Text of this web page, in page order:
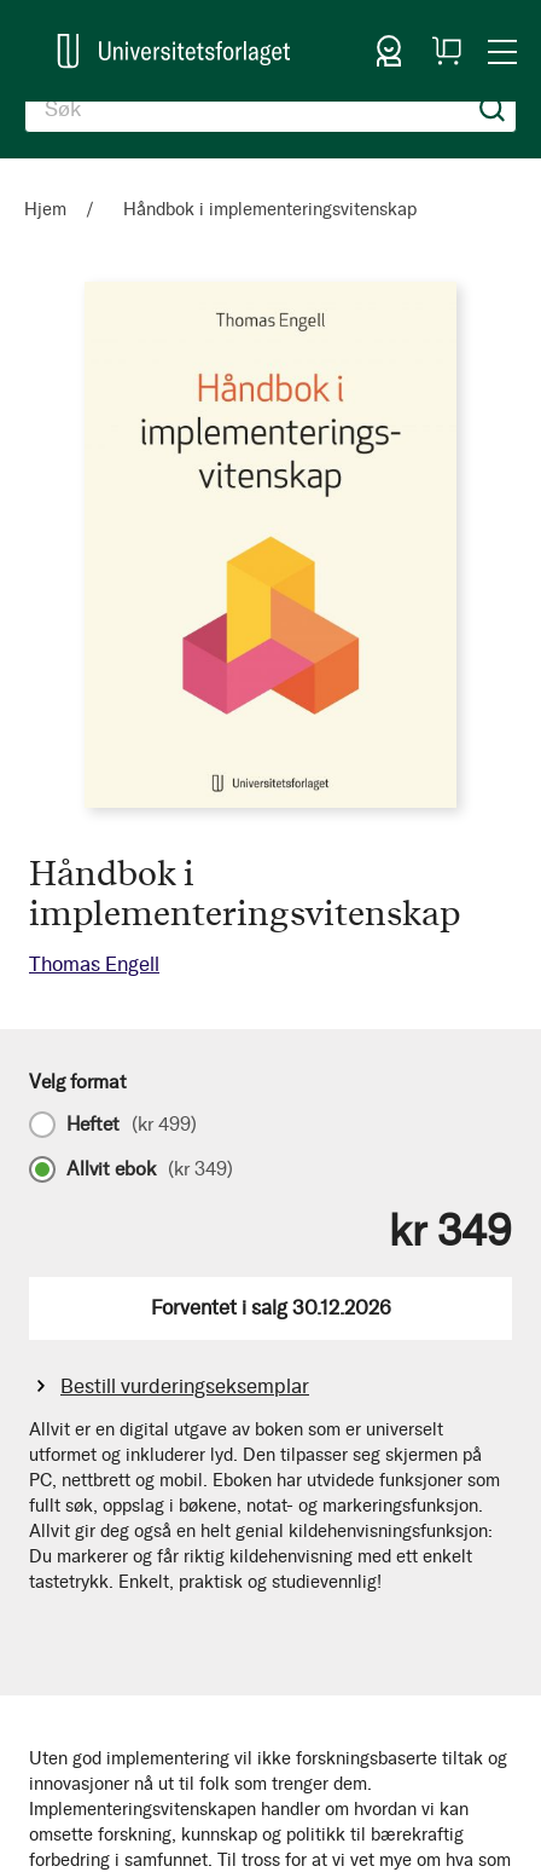
Logg inn
Handlekurv
Hjem Håndbok i implementeringsvitenskap
Håndbok i
implementeringsvitenskap
Thomas Engell
Uten god implementering vil ikke forskningsbaserte tiltak og
innovasjoner nå ut til folk som trenger dem.
Implementeringsvitenskapen handler om hvordan vi kan
omsette forskning, kunnskap og politikk til bærekraftig
forbedring i samfunnet. Til tross for at vi vet mye om hva som
Velg format
Heftet (kr 499)
Allvit ebok (kr 349)
kr 349
Forventet i salg 30.12.2026
Bestill vurderingseksemplar
Allvit er en digital utgave av boken som er universelt
utformet og inkluderer lyd. Den tilpasser seg skjermen på
PC, nettbrett og mobil. Eboken har utvidede funksjoner som
fullt søk, oppslag i bøkene, notat- og markeringsfunksjon.
Allvit gir deg også en helt genial kildehenvisningsfunksjon:
Du markerer og får riktig kildehenvisning med ett enkelt
tastetrykk. Enkelt, praktisk og studievennlig!